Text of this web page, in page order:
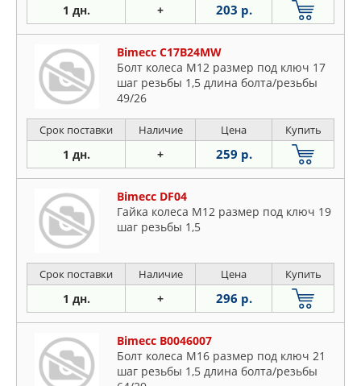
1 дн. + 203 р.
Bimecc C17B24MW
Болт колеса M12 размер под ключ 17
шаг резьбы 1,5 длина болта/резьбы
49/26
Срок поставки Наличие Цена Купить
1 дн. + 259 р.
Bimecc DF04
Гайка колеса M12 размер под ключ 19
шаг резьбы 1,5
Срок поставки Наличие Цена Купить
1 дн. + 296 р.
Bimecc B0046007
Болт колеса M16 размер под ключ 21
шаг резьбы 1,5 длина болта/резьбы